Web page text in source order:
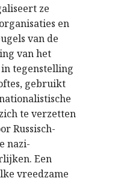
ze
en
van de
van het
tegenstelling
gebruikt
te verzetten
Russisch-
nazi-
Een
vreedzame